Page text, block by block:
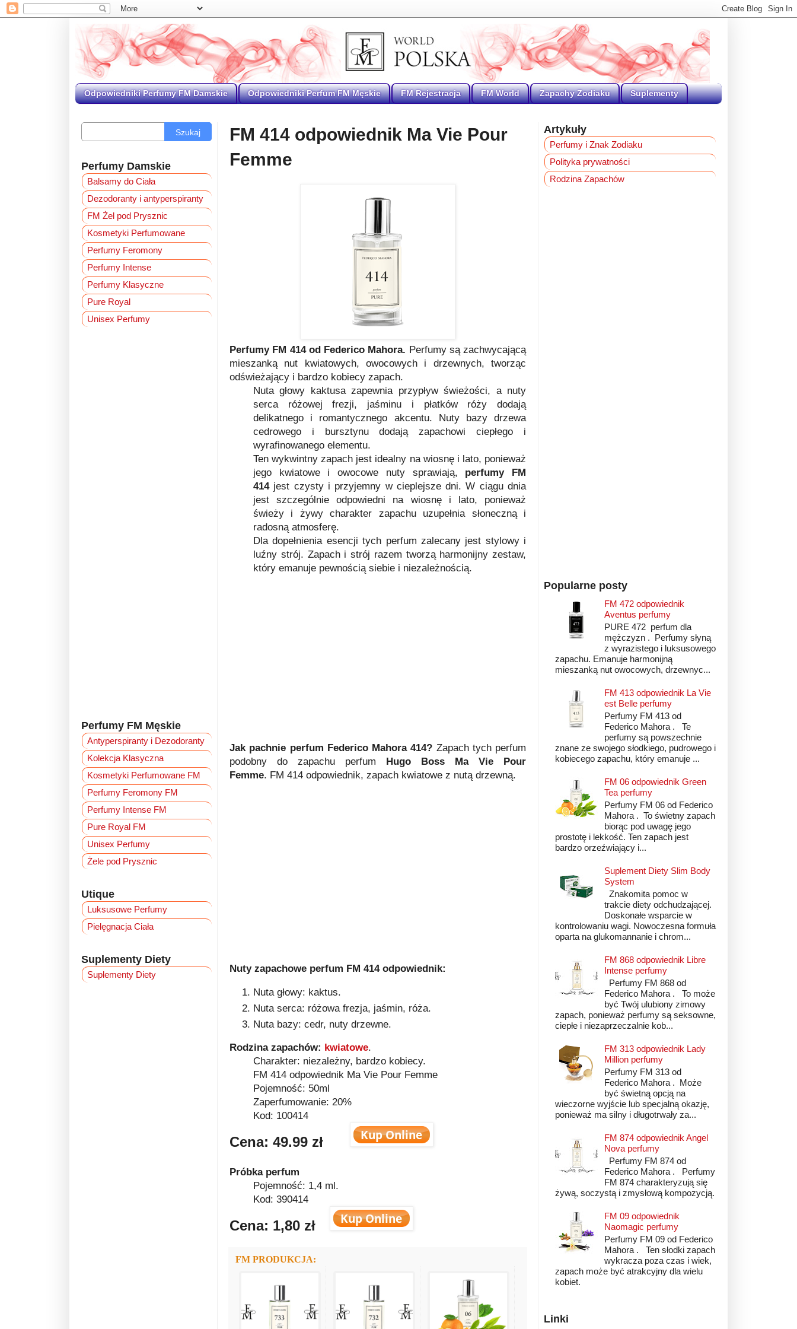
Odpowiedniki Perfumy FM Damskie Odpowiedniki Perfum FM Męskie FM Rejestracja FM World Zapachy Zodiaku Suplementy
FM 414 odpowiednik Ma Vie Pour
Femme
Perfumy FM 414 od Federico Mahora. Perfumy są zachwycającą
mieszanką nut kwiatowych, owocowych i drzewnych, tworząc
odświeżający i bardzo kobiecy zapach.
Nuta głowy kaktusa zapewnia przypływ świeżości, a nuty
serca różowej frezji, jaśminu i płatków róży dodają
delikatnego i romantycznego akcentu. Nuty bazy drzewa
cedrowego i bursztynu dodają zapachowi ciepłego i
wyrafinowanego elementu.
Ten wykwintny zapach jest idealny na wiosnę i lato, ponieważ
jego kwiatowe i owocowe nuty sprawiają, perfumy FM
414jest czysty i przyjemny w cieplejsze dni. W ciągu dnia
jest szczególnie odpowiedni na wiosnę i lato, ponieważ
świeży i żywy charakter zapachu uzupełnia słoneczną i
radosną atmosferę.
Dla dopełnienia esencji tych perfum zalecany jest stylowy i
luźny strój. Zapach i strój razem tworzą harmonijny zestaw,
który emanuje pewnością siebie i niezależnością.
Jak pachnie perfum Federico Mahora 414? Zapach tych perfum
podobny do zapachu perfum Hugo Boss Ma Vie Pour
Femme. FM 414 odpowiednik, zapach kwiatowe z nutą drzewną.
Nuty zapachowe perfum FM 414 odpowiednik:
Nuta głowy: kaktus.
Nuta serca: różowa frezja, jaśmin, róża.
Nuta bazy: cedr, nuty drzewne.
Rodzina zapachów: kwiatowe.
Charakter: niezależny, bardzo kobiecy.
FM 414 odpowiednik Ma Vie Pour Femme
Pojemność: 50ml
Zaperfumowanie: 20%
Kod: 100414
Cena: 49.99 zł
Próbka perfum
Pojemność: 1,4 ml.
Kod: 390414
Cena: 1,80 zł
FM PRODUKCJA:
Szukaj
Perfumy Damskie
Balsamy do Ciała
Dezodoranty i antyperspiranty
FM Żel pod Prysznic
Kosmetyki Perfumowane
Perfumy Feromony
Perfumy Intense
Perfumy Klasyczne
Pure Royal
Unisex Perfumy
Perfumy FM Męskie
Antyperspiranty i Dezodoranty
Kolekcja Klasyczna
Kosmetyki Perfumowane FM
Perfumy Feromony FM
Perfumy Intense FM
Pure Royal FM
Unisex Perfumy
Żele pod Prysznic
Utique
Luksusowe Perfumy
Pielęgnacja Ciała
Suplementy Diety
Suplementy Diety
Artykuły
Perfumy i Znak Zodiaku
Polityka prywatności
Rodzina Zapachów
Popularne posty
FM 472 odpowiednik
Aventus perfumy
PURE 472 perfum dla
mężczyzn . Perfumy słyną
z wyrazistego i luksusowego
zapachu. Emanuje harmonijną
mieszanką nut owocowych, drzewnyc...
FM 413 odpowiednik La Vie
est Belle perfumy
Perfumy FM 413 od
Federico Mahora . Te
perfumy są powszechnie
znane ze swojego słodkiego, pudrowego i
kobiecego zapachu, który emanuje ...
FM 06 odpowiednik Green
Tea perfumy
Perfumy FM 06 od Federico
Mahora . To świetny zapach
biorąc pod uwagę jego
prostotę i lekkość. Ten zapach jest
bardzo orzeźwiający i...
Suplement Diety Slim Body
System
Znakomita pomoc w
trakcie diety odchudzającej.
Doskonałe wsparcie w
kontrolowaniu wagi. Nowoczesna formuła
oparta na glukomannanie i chrom...
FM 868 odpowiednik Libre
Intense perfumy
Perfumy FM 868 od
Federico Mahora . To może
być Twój ulubiony zimowy
zapach, ponieważ perfumy są seksowne,
ciepłe i niezaprzeczalnie kob...
FM 313 odpowiednik Lady
Million perfumy
Perfumy FM 313 od
Federico Mahora . Może
być świetną opcją na
wieczorne wyjście lub specjalną okazję,
ponieważ ma silny i długotrwały za...
FM 874 odpowiednik Angel
Nova perfumy
Perfumy FM 874 od
Federico Mahora . Perfumy
FM 874 charakteryzują się
żywą, soczystą i zmysłową kompozycją.
FM 09 odpowiednik
Naomagic perfumy
Perfumy FM 09 od Federico
Mahora . Ten słodki zapach
wykracza poza czas i wiek,
zapach może być atrakcyjny dla wielu
kobiet.
Linki